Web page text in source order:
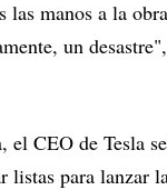
las manos a la
un
el CEO de Tesla
listas para lanzar